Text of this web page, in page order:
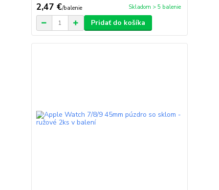
2,47 €/balenie Skladom > 5 balenie
Pridať do košíka